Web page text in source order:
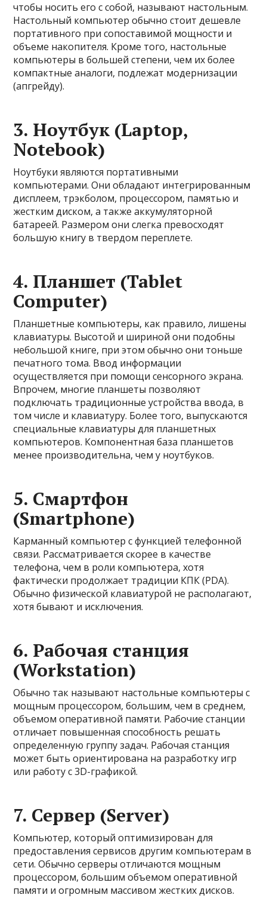
чтобы носить его с собой, называют настольным.
Настольный компьютер обычно стоит дешевле
портативного при сопоставимой мощности и
объеме накопителя. Кроме того, настольные
компьютеры в большей степени, чем их более
компактные аналоги, подлежат модернизации
(апгрейду).
3. Ноутбук (Laptop,
Notebook)
Ноутбуки являются портативными
компьютерами. Они обладают интегрированным
дисплеем, трэкболом, процессором, памятью и
жестким диском, а также аккумуляторной
батареей. Размером они слегка превосходят
большую книгу в твердом переплете.
4. Планшет (Tablet
Computer)
Планшетные компьютеры, как правило, лишены
клавиатуры. Высотой и шириной они подобны
небольшой книге, при этом обычно они тоньше
печатного тома. Ввод информации
осуществляется при помощи сенсорного экрана.
Впрочем, многие планшеты позволяют
подключать традиционные устройства ввода, в
том числе и клавиатуру. Более того, выпускаются
специальные клавиатуры для планшетных
компьютеров. Компонентная база планшетов
менее производительна, чем у ноутбуков.
5. Смартфон
(Smartphone)
Карманный компьютер с функцией телефонной
связи. Рассматривается скорее в качестве
телефона, чем в роли компьютера, хотя
фактически продолжает традиции КПК (PDA).
Обычно физической клавиатурой не располагают,
хотя бывают и исключения.
6. Рабочая станция
(Workstation)
Обычно так называют настольные компьютеры с
мощным процессором, большим, чем в среднем,
объемом оперативной памяти. Рабочие станции
отличает повышенная способность решать
определенную группу задач. Рабочая станция
может быть ориентирована на разработку игр
или работу с 3D-графикой.
7. Сервер (Server)
Компьютер, который оптимизирован для
предоставления сервисов другим компьютерам в
сети. Обычно серверы отличаются мощным
процессором, большим объемом оперативной
памяти и огромным массивом жестких дисков.